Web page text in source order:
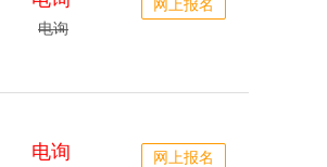
网上报名
电询
网上报名
电询